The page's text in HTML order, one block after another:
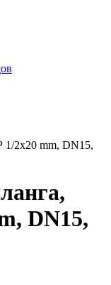
2x20 mm, DN15,
DN15,